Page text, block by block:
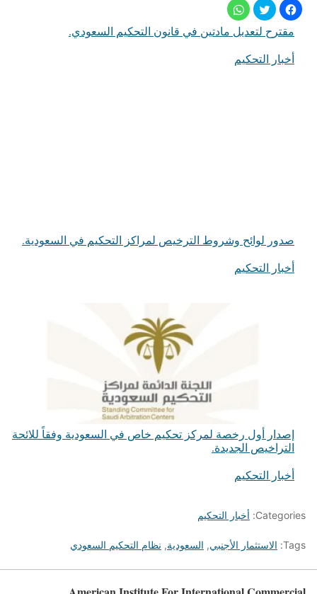
مقترح لتعديل مادتين في قانون التحكيم السعودي.
في ما يتعلق بما يأتي
أخبار التحكيم
صدور لوائح وشروط الترخيص لمراكز التحكيم في السعودية.
في ما يتعلق بما يأتي
أخبار التحكيم
إصدار أول رخصة لمركز تحكيم خاص في السعودية وفقاً للائحة
التراخيص الجديدة.
في ما يتعلق بما يأتي
أخبار التحكيم
Categories: أخبار التحكيم
Tags: الاستثمار الأجنبي, السعودية, نظام التحكيم السعودي